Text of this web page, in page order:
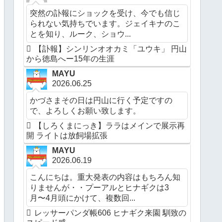
突然の訃報にショックを受け、今でも信じ
られない気持ちでいます。ジェイキナのこ
とを知り、ルーク、ショウ...
【訃報】シンリンオオカミ「ユウキ」 円山
から徳島へー15年の生涯
MAYU
2026.06.25
かづさまその日は円山に行く予定ですの
で、よろしくお願い致します。
【しろくまにっき】ララはメインで展示再
開 ライトは放飼場拡張
MAYU
2026.06.19
こんにちは。重大発表の内容はもちろん知
りませんが・・プーアルとヒナギクは3
月〜4月頭にかけて、複数回...
レッサーパンダ帳606 ヒナギク来園 馴致の